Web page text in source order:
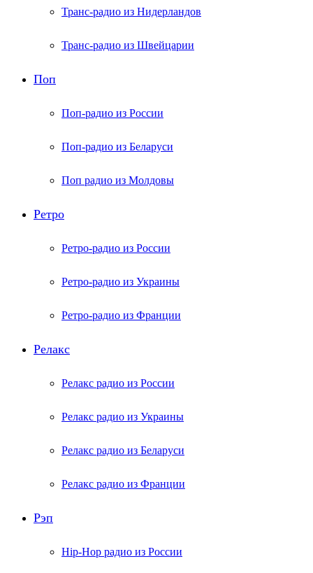
Транс-радио из Нидерландов
Транс-радио из Швейцарии
Поп
Поп-радио из России
Поп-радио из Беларуси
Поп радио из Молдовы
Ретро
Ретро-радио из России
Ретро-радио из Украины
Ретро-радио из Франции
Релакс
Релакс радио из России
Релакс радио из Украины
Релакс радио из Беларуси
Релакс радио из Франции
Рэп
Hip-Hop радио из России